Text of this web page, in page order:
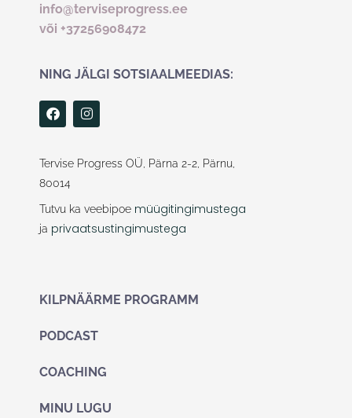
info@terviseprogress.ee
või +37256908472
NING JÄLGI SOTSIAALMEEDIAS:
F
a
c
b
o
o
I
n
s
a
g
m
Tervise Progress OÜ, Pärna 2-2, Pärnu,
80014
Tutvu ka veebipoe müügitingimustega
ja privaatsustingimustega
KILPNÄÄRME PROGRAMM
PODCAST
COACHING
MINU LUGU